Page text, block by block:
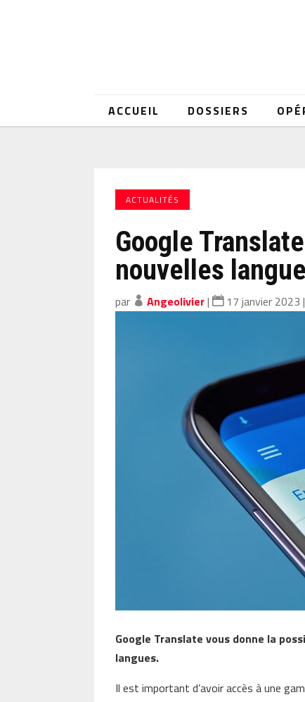
ACCUEIL DOSSIERS
ACTUALITÉS
Google
nouvelles
par Angeolivier| 17 janvier 2023 |
Google Translate vous donne la
langues.
Il est important d’avoir accès à une